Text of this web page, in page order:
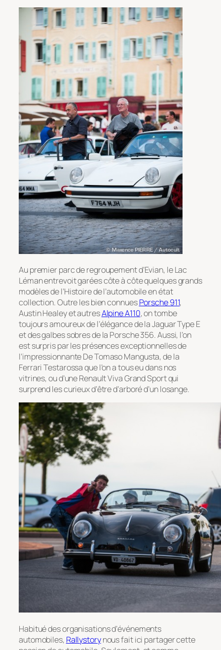
Au premier parc de regroupement d’Evian, le Lac
Léman entrevoit garées côte à côte quelques grands
modèles de l’Histoire de l’automobile en état
collection. Outre les bien connuesPorsche 911,
Austin Healey et autresAlpine A110, on tombe
toujours amoureux de l’élégance de la Jaguar Type E
et des galbes sobres de la Porsche 356. Aussi, l’on
est surpris par les présences exceptionnelles de
l’impressionnante De Tomaso Mangusta, de la
Ferrari Testarossa que l’on a tous eu dans nos
vitrines, ou d’une Renault Viva Grand Sport qui
surprend les curieux d’être d’arboré d’un losange.
Habitué des organisations d’événements
automobiles, Rallystorynous fait ici partager cette